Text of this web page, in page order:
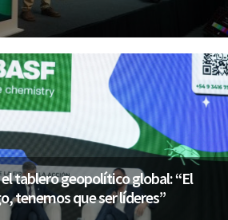
tablero geopolítico global: “El
tenemos que ser líderes”